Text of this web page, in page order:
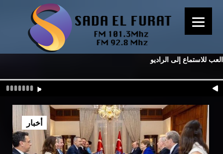
العب للاستماع إلى الراديو
أخبار